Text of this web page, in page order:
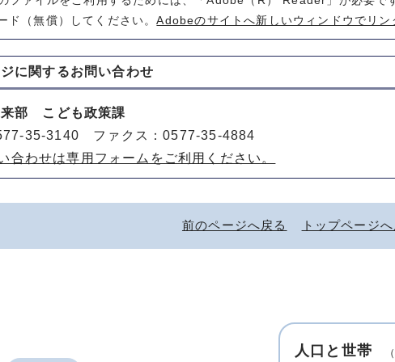
ド（無償）してください。Adobeのサイトへ新しいウィンドウでリン
に関するお問い合わせ
来部 こども政策課
35-3140 ファクス：0577-35-4884
合わせは専用フォームをご利用ください。
前のページへ戻る トップページへ
人口と世帯